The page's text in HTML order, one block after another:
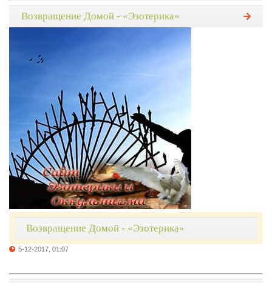
Возвращение Домой - «Эзотерика»
Возвращение Домой - «Эзотерика»
5-12-2017, 01:07